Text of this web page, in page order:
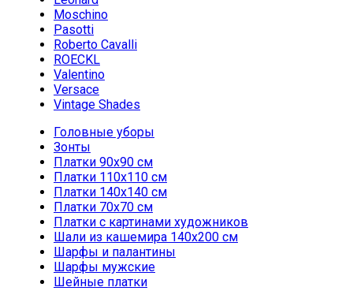
Moschino
Pasotti
Roberto Cavalli
ROECKL
Valentino
Versace
Vintage Shades
Головные уборы
Зонты
Платки 90х90 см
Платки 110х110 см
Платки 140х140 см
Платки 70х70 см
Платки с картинами художников
Шали из кашемира 140х200 см
Шарфы и палантины
Шарфы мужские
Шейные платки